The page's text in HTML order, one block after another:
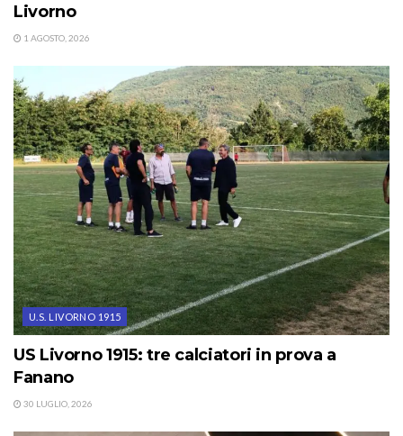
Livorno
1 AGOSTO, 2026
U.S. LIVORNO 1915
US Livorno 1915: tre calciatori in prova a
Fanano
30 LUGLIO, 2026